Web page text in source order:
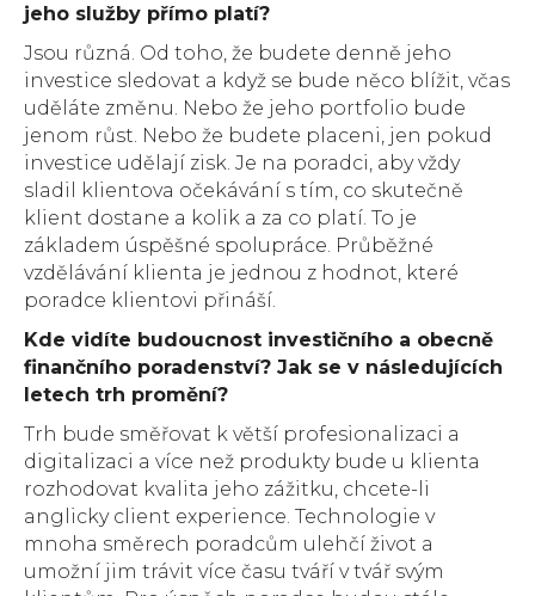
jeho služby přímo platí?
Jsou různá. Od toho, že budete denně jeho
investice sledovat a když se bude něco blížit, včas
uděláte změnu. Nebo že jeho portfolio bude
jenom růst. Nebo že budete placeni, jen pokud
investice udělají zisk. Je na poradci, aby vždy
sladil klientova očekávání s tím, co skutečně
klient dostane a kolik a za co platí. To je
základem úspěšné spolupráce. Průběžné
vzdělávání klienta je jednou z hodnot, které
poradce klientovi přináší.
Kde vidíte budoucnost investičního a obecně
finančního poradenství? Jak se v následujících
letech trh promění?
Trh bude směřovat k větší profesionalizaci a
digitalizaci a více než produkty bude u klienta
rozhodovat kvalita jeho zážitku, chcete-li
anglicky client experience. Technologie v
mnoha směrech poradcům ulehčí život a
umožní jim trávit více času tváří v tvář svým